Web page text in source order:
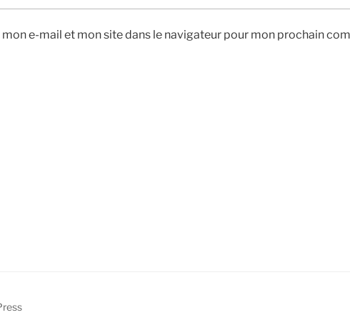
e-mail et mon site dans le navigateur pour mon prochain